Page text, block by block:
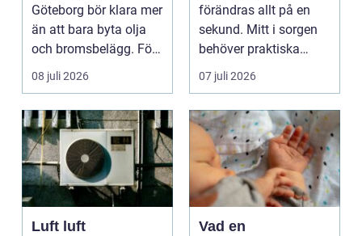
Göteborg bör klara mer
än att bara byta olja
och bromsbelägg. För
många bilägare i oc...
08 juli 2026
förändras allt på en
sekund. Mitt i sorgen
behöver praktiska
frågor få svar: var ska
b...
07 juli 2026
Luft luft
Vad en